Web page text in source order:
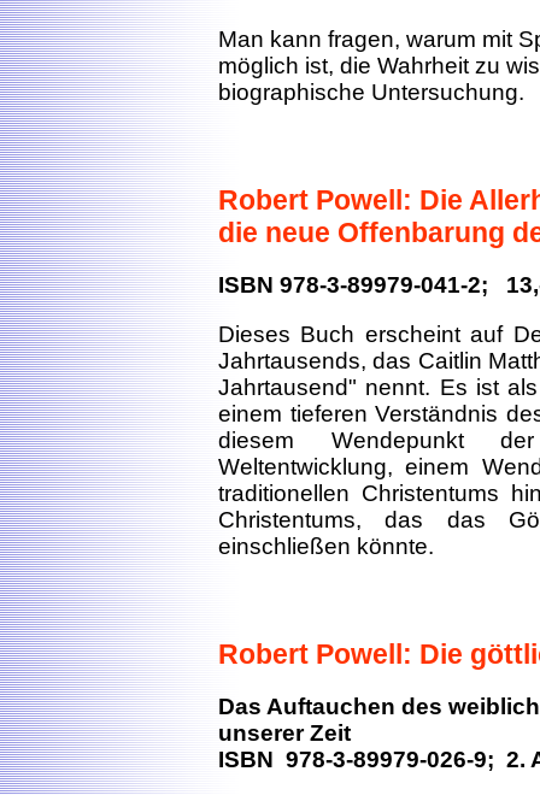
Man kann fragen, warum mit
möglich ist, die Wahrheit zu
biographische Untersuchung.
Robert Powell: Die
die neue Offenbarung
ISBN 978-3-89979-041-2;
Dieses Buch erscheint auf
Jahrtausends, das Caitlin
Jahrtausend" nennt. Es ist
einem tieferen Verständnis
diesem Wendepunkt
Weltentwicklung, einem
traditionellen Christentums
Christentums, das das
einschließen könnte.
Robert Powell: Die
Das Auftauchen des
unserer Zeit
ISBN 978-3-89979-026-9;